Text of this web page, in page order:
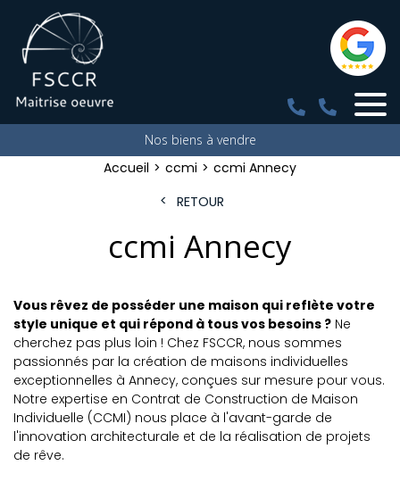
Nos biens à vendre
Accueil ccmi
ccmi Annecy
RETOUR
ccmi Annecy
Vous rêvez de posséder une maison qui reflète votre
style unique et qui répond à tous vos besoins ? Ne
cherchez pas plus loin ! Chez FSCCR, nous sommes
passionnés par la création de maisons individuelles
exceptionnelles à Annecy, conçues sur mesure pour vous.
Notre expertise en Contrat de Construction de Maison
Individuelle (CCMI) nous place à l'avant-garde de
l'innovation architecturale et de la réalisation de projets
de rêve.